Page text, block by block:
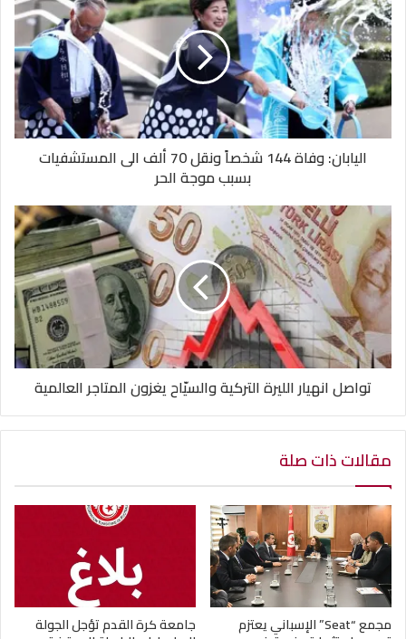
اليابان: وفاة 144 شخصاً ونقل 70 ألف الى المستشفيات
بسبب موجة الحر
تواصل انهيار الليرة التركية والسيّاح يغزون المتاجر العالمية
مقالات ذات صلة
مجمع “Seat” الإسباني يعتزم جامعة كرة القدم تؤجل الجولة